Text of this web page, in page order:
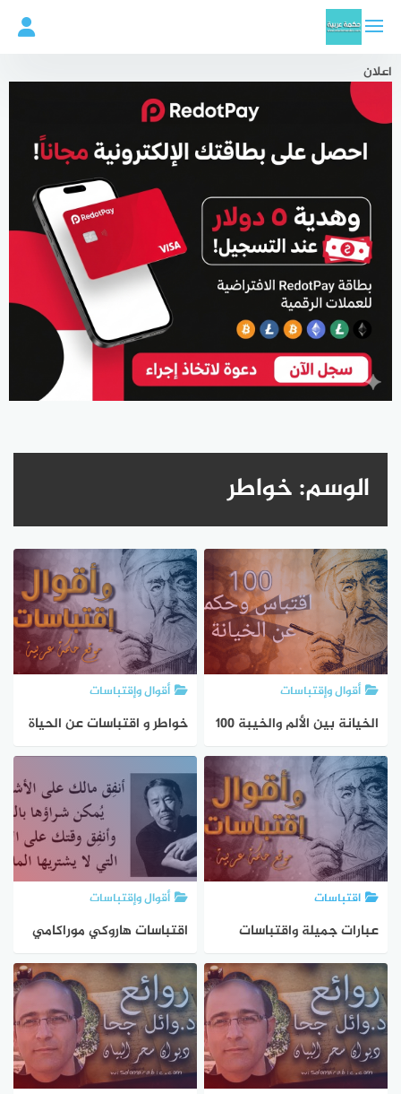
المحتوى
اعلان
الوسم:خواطر
أقوال وإقتباسات
الخيانة بين الألم والخيبة 100
اقتباس وحكمة عن الخيانة
أقوال وإقتباسات
خواطر و اقتباسات عن الحياة
اقتباسات
عبارات جميلة واقتباسات
تحمل الحكمة والإلهام
أقوال وإقتباسات
اقتباسات هاروكي موراكامي